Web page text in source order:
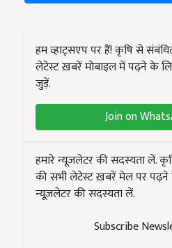
हम व्हाट्सएप पर हैं! कृषि से
लेटेस्ट ख़बरें मोबाइल में पढ़ने के
जुड़ें.
Join on
हमारे न्यूज़लेटर की सदस्यता लें.
की सभी लेटेस्ट ख़बरें मेल पर पढ़ने
न्यूज़लेटर की सदस्यता लें.
Subscribe